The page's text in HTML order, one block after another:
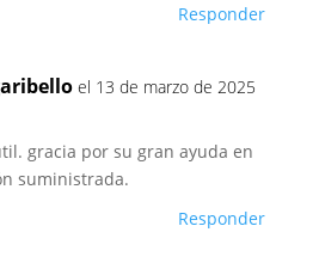
Responder
el 13 de marzo de 2025
gracia por su gran ayuda en
suministrada.
Responder